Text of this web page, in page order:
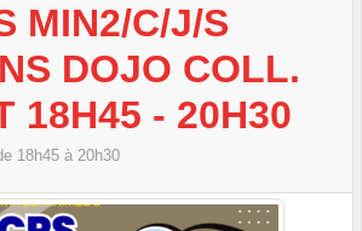
MIN2/C/J/S
DOJO COLL.
18H45 - 20H30
18h45 à 20h30